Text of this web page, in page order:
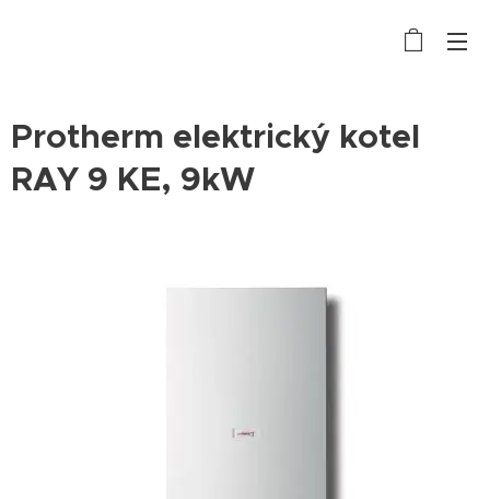
Protherm elektrický kotel
RAY 9 KE, 9kW